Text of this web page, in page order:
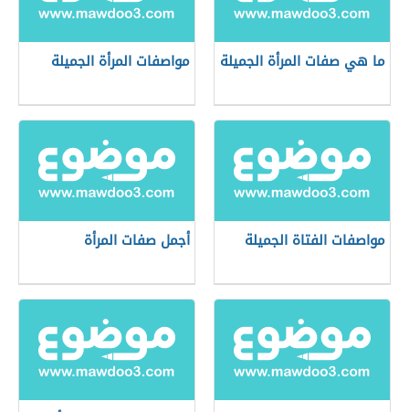
ما هي صفات المرأة الجميلة مواصفات المرأة الجميلة
مواصفات الفتاة الجميلة أجمل صفات المرأة